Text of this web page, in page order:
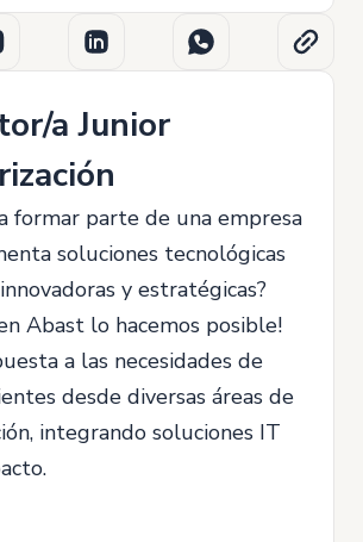
a Junior
formar parte de una empresa
soluciones tecnológicas
y estratégicas?
Abast lo hacemos posible!
a las necesidades de
desde diversas áreas de
integrando soluciones IT